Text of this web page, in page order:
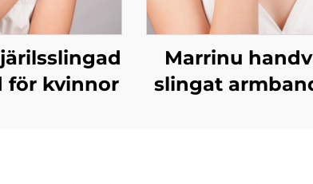
för kvinnor
Marrinu
slingat